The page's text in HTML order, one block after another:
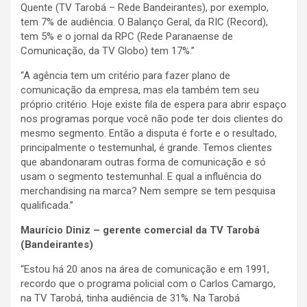
Quente (TV Tarobá – Rede Bandeirantes), por exemplo,
tem 7% de audiência. O Balanço Geral, da RIC (Record),
tem 5% e o jornal da RPC (Rede Paranaense de
Comunicação, da TV Globo) tem 17%.”
“A agência tem um critério para fazer plano de
comunicação da empresa, mas ela também tem seu
próprio critério. Hoje existe fila de espera para abrir espaço
nos programas porque você não pode ter dois clientes do
mesmo segmento. Então a disputa é forte e o resultado,
principalmente o testemunhal, é grande. Temos clientes
que abandonaram outras forma de comunicação e só
usam o segmento testemunhal. E qual a influência do
merchandising na marca? Nem sempre se tem pesquisa
qualificada.”
Maurício Diniz – gerente comercial da TV Tarobá
(Bandeirantes)
“Estou há 20 anos na área de comunicação e em 1991,
recordo que o programa policial com o Carlos Camargo,
na TV Tarobá, tinha audiência de 31%. Na Tarobá